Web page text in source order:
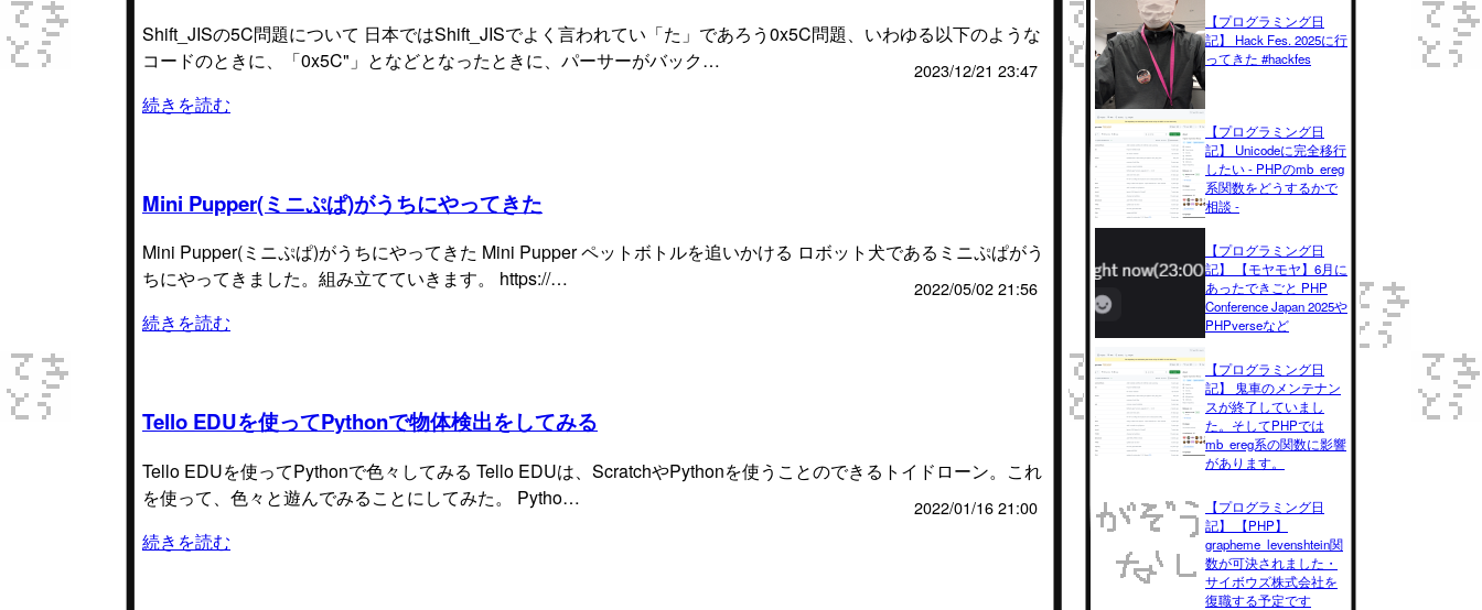
Shift_JISの5C問題について 日本ではShift_JISでよく言われてい「た」であろう0x5C問題、いわゆる以下のような
コードのときに、「0x5C"」となどとなったときに、パーサーがバック…
2023/12/21 23:47
続きを読む
Mini Pupper(ミニぷぱ)がうちにやってきた
Mini Pupper(ミニぷぱ)がうちにやってきた Mini Pupper ペットボトルを追いかける ロボット犬であるミニぷぱがう
ちにやってきました。組み立てていきます。 https://…
2022/05/02 21:56
続きを読む
Tello EDUを使ってPythonで物体検出をしてみる
Tello EDUを使ってPythonで色々してみる Tello EDUは、ScratchやPythonを使うことのできるトイドローン。これ
を使って、色々と遊んでみることにしてみた。 Pytho…
2022/01/16 21:00
続きを読む
【プログラミング日
記】 Hack Fes. 2025に行
ってきた #hackfes
【プログラミング日
記】 Unicodeに完全移行
したい - PHPのmb_ereg
系関数をどうするかで
相談 -
【プログラミング日
記】 【モヤモヤ】6月に
あったできごと PHP
Conference Japan 2025や
PHPverseなど
【プログラミング日
記】 鬼車のメンテナン
スが終了していまし
た。そしてPHPでは
mb_ereg系の関数に影響
があります。
【プログラミング日
記】 【PHP】
grapheme_levenshtein関
数が可決されました・
サイボウズ株式会社を
復職する予定です